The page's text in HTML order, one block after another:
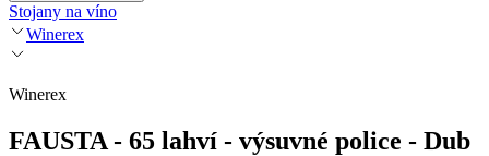
Stojany na víno
Winerex
Winerex
FAUSTA - 65 lahví - výsuvné police - Dub